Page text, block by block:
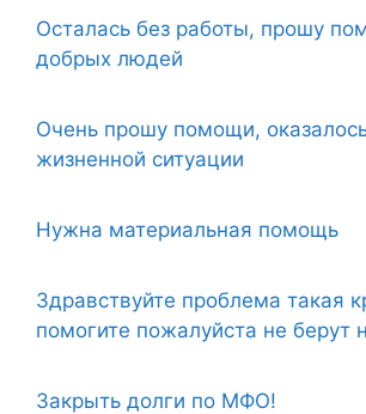
Осталась без работы, прошу
добрых людей
Очень прошу помощи,
жизненной ситуации
Нужна материальная помощь
Здравствуйте проблема такая
помогите пожалуйста не берут
Закрыть долги по МФО!